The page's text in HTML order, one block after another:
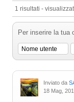
1 risultati -
Per inserire la tua
Inviato da
18 Mag,